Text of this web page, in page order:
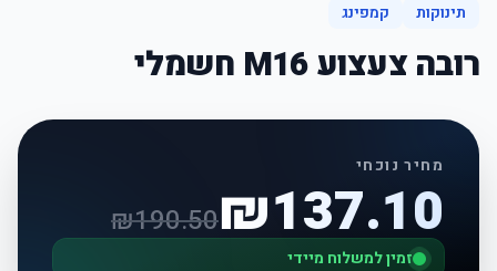
תינוקות
קמפינג
רובה צעצוע M16 חשמלי
מחיר נוכחי
₪137.10
₪190.50
זמין למשלוח מיידי